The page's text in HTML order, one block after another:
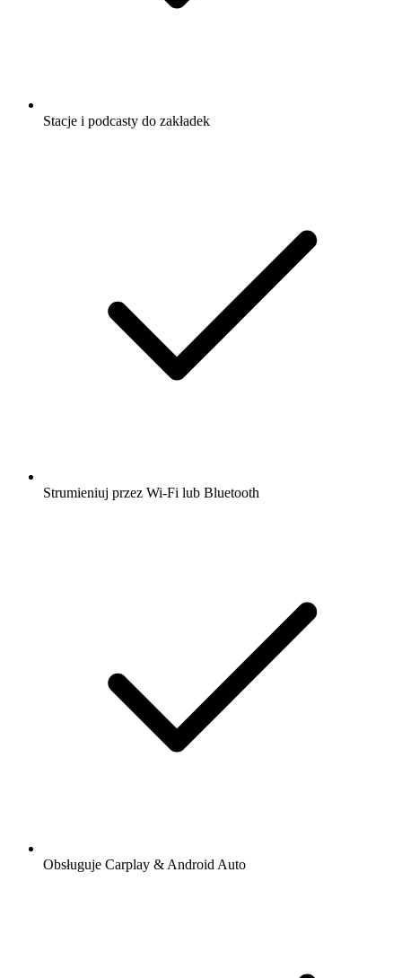
Stacje i podcasty do zakładek
Strumieniuj przez Wi-Fi lub Bluetooth
Obsługuje Carplay & Android Auto